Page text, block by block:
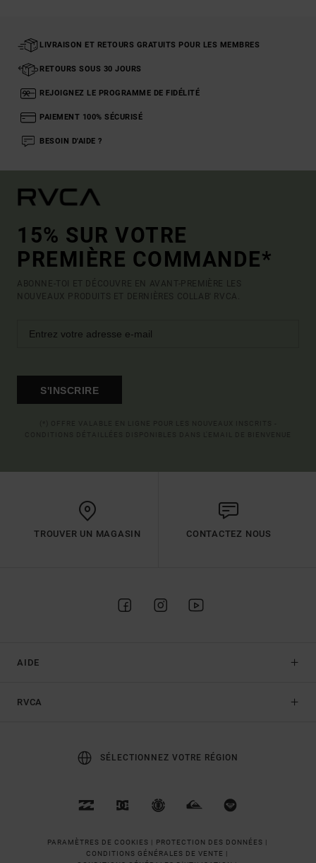
LIVRAISON ET RETOURS GRATUITS POUR LES MEMBRES
RETOURS SOUS 30 JOURS
REJOIGNEZ LE PROGRAMME DE FIDÉLITÉ
PAIEMENT 100% SÉCURISÉ
BESOIN D'AIDE ?
15% SUR VOTRE
PREMIÈRE COMMANDE*
ABONNE-TOI ET DÉCOUVRE EN AVANT-PREMIÈRE LES
NOUVEAUX PRODUITS ET DERNIÈRES COLLAB' RVCA.
S'INSCRIRE
TROUVER UN MAGASIN CONTACTEZ NOUS
AIDE
RVCA
SÉLECTIONNEZ VOTRE RÉGION
PARAMÈTRES DE COOKIES | PROTECTION DES DONNÉES |
CONDITIONS GÉNÉRALES DE VENTE |